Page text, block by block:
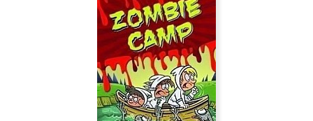
The North Pole